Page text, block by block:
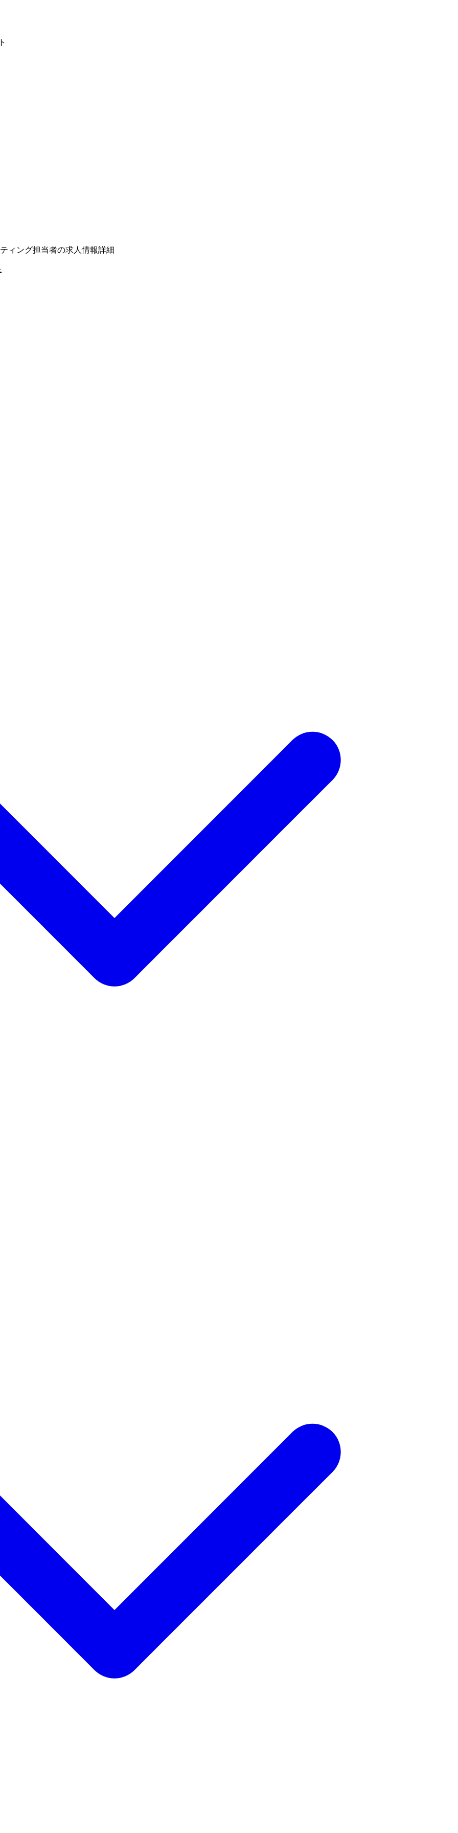
ィング担当者の求人情報詳細